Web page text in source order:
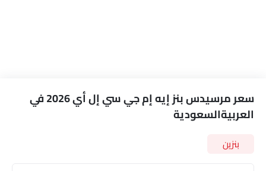
سعر مرسيدس بنز إيه إم جي سي إل أي 2026 في
العربيةالسعودية
بنزين